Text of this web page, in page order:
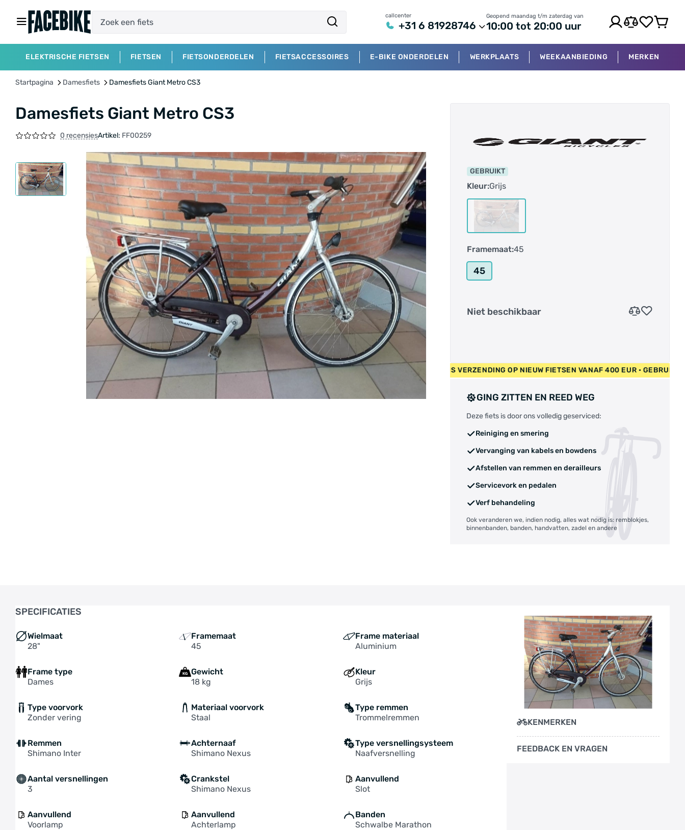
callcenter
+31 6 81928746
Geopend maandag t/m zaterdag van
10:00 tot 20:00 uur
ELEKTRISCHE FIETSEN FIETSEN FIETSONDERDELEN FIETSACCESSOIRES E-BIKE ONDERDELEN WERKPLAATS WEEKAANBIEDING MERKEN
Startpagina Damesfiets Damesfiets Giant Metro CS3
Damesfiets Giant Metro CS3
0 recensiesArtikel: FF00259
GEBRUIKT
Kleur:Grijs
Framemaat:45
45
Niet beschikbaar
• GRATIS VERZENDING OP NIEUW FIETSEN VANAF 400 EUR • GEBRUIKT FIETSEN 55 EUR • GRATIS VERZENDING OP NIEUW FIETSEN VANAF 400 EUR •
GING ZITTEN EN REED WEG
Deze fiets is door ons volledig geserviced:
Reiniging en smering
Vervanging van kabels en bowdens
Afstellen van remmen en derailleurs
Servicevork en pedalen
Verf behandeling
Ook veranderen we, indien nodig, alles wat nodig is: remblokjes,
binnenbanden, banden, handvatten, zadel en andere
SPECIFICATIES
Wielmaat
28"
Framemaat
45
Frame materiaal
Aluminium
Frame type
Dames
Gewicht
18 kg
Kleur
Grijs
Type voorvork
Zonder vering
Materiaal voorvork
Staal
Type remmen
Trommelremmen
Remmen
Shimano Inter
Achternaaf
Shimano Nexus
Type versnellingsysteem
Naafversnelling
Aantal versnellingen
3
Crankstel
Shimano Nexus
Aanvullend
Slot
Aanvullend
Voorlamp
Aanvullend
Achterlamp
Banden
Schwalbe Marathon
KENMERKEN
FEEDBACK EN VRAGEN